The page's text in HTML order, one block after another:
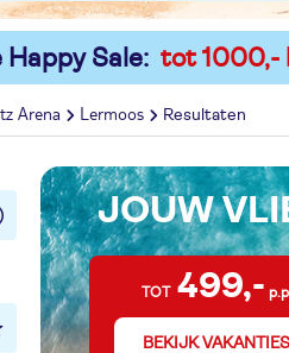
Happy Sale: tot 1000,-
Arena Lermoos Resultaten
JOUW
TOT 499,-
BEKIJK VAKANTIES